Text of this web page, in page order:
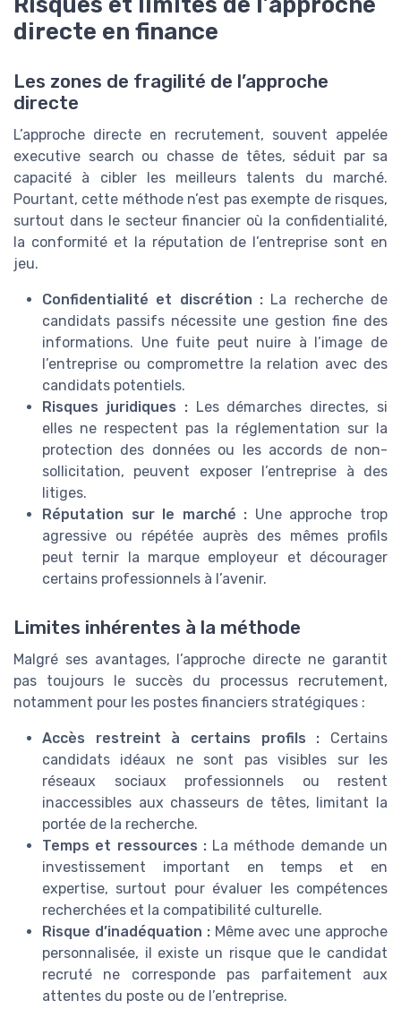
directe en finance
Les zones de fragilité de l’approche
directe
L’approche directe en recrutement, souvent appelée
executive search ou chasse de têtes, séduit par sa
capacité à cibler les meilleurs talents du marché.
Pourtant, cette méthode n’est pas exempte de risques,
surtout dans le secteur financier où la confidentialité,
la conformité et la réputation de l’entreprise sont en
jeu.
Confidentialité et discrétion : La recherche de
candidats passifs nécessite une gestion fine des
informations. Une fuite peut nuire à l’image de
l’entreprise ou compromettre la relation avec des
candidats potentiels.
Risques juridiques :Les démarches directes, si
elles ne respectent pas la réglementation sur la
protection des données ou les accords de non-
sollicitation, peuvent exposer l’entreprise à des
litiges.
Réputation sur le marché : Une approche trop
agressive ou répétée auprès des mêmes profils
peut ternir la marque employeur et décourager
certains professionnels à l’avenir.
Limites inhérentes à la méthode
Malgré ses avantages, l’approche directe ne garantit
pas toujours le succès du processus recrutement,
notamment pour les postes financiers stratégiques :
Accès restreint à certains profils : Certains
candidats idéaux ne sont pas visibles sur les
réseaux sociaux professionnels ou restent
inaccessibles aux chasseurs de têtes, limitant la
portée de la recherche.
Temps et ressources :La méthode demande un
investissement important en temps et en
expertise, surtout pour évaluer les compétences
recherchées et la compatibilité culturelle.
Risque d’inadéquation :Même avec une approche
personnalisée, il existe un risque que le candidat
recruté ne corresponde pas parfaitement aux
attentes du poste ou de l’entreprise.